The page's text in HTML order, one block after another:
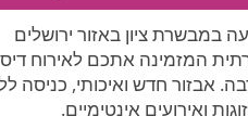
המזמינה אתכם לאירוח
אבזור חדש ואיכותי, כניסה
ואירועים אינטימיים.